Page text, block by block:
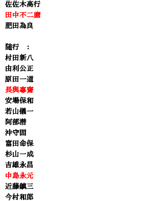
佐佐木高行
田中不二麿
肥田為良
随行 ：
村田新八
由利公正
原田一道
長與專齋
安場保和
若山儀一
阿部潜
沖守固
富田命保
杉山一成
吉雄永昌
中島永元
近藤鎮三
今村和郎